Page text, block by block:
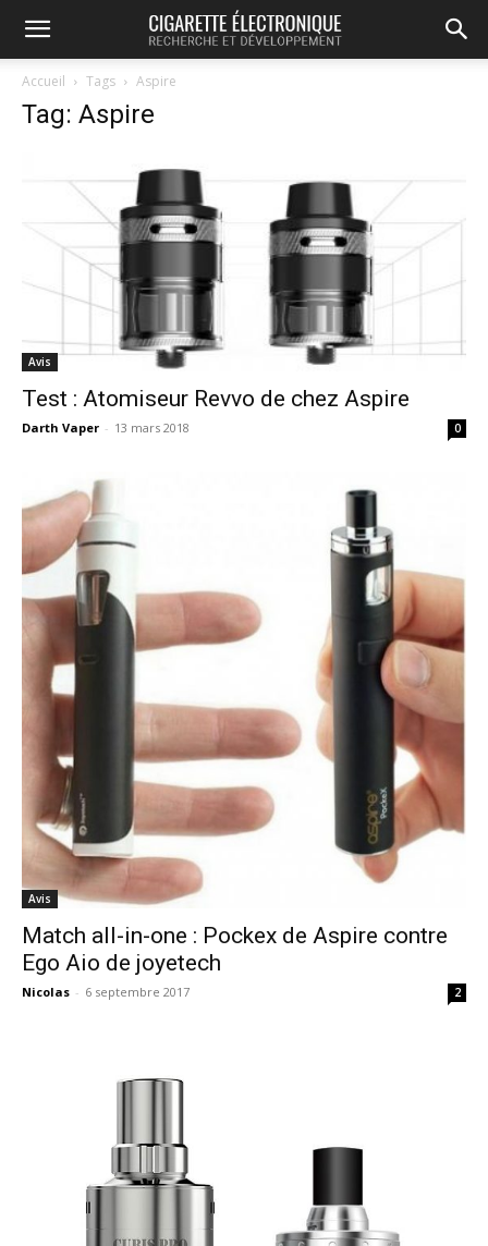
Accueil Tags Aspire
Tag: Aspire
Avis
Test : Atomiseur Revvo de chez Aspire
Darth Vaper - 13 mars 2018 0
Avis
Match all-in-one : Pockex de Aspire contre
Ego Aio de joyetech
Nicolas - 6 septembre 2017 2